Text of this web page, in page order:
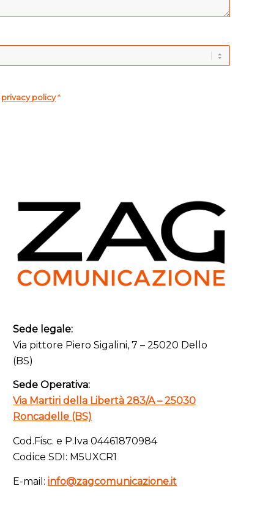
privacy policy*
Sede legale:
Via pittore Piero Sigalini, 7 – 25020 Dello
(BS)
Sede Operativa:
Via Martiri della Libertà 283/A – 25030
Roncadelle (BS)
Cod.Fisc. e P.Iva 04461870984
Codice SDI: M5UXCR1
E-mail:info@zagcomunicazione.it